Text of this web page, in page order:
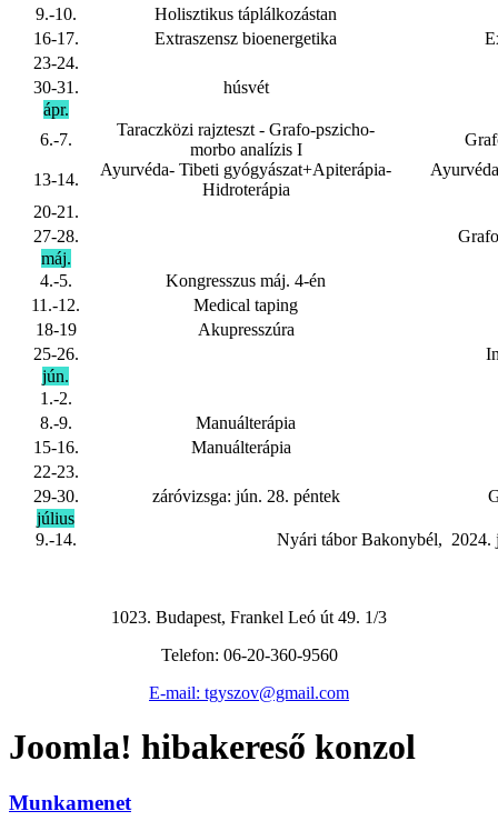
9.-10.
Holisztikus táplálkozástan
16-17.
Extraszensz bioenergetika
23-24.
30-31.
húsvét
ápr.
6.-7.
Taraczközi rajzteszt - Grafo-pszicho-
morbo analízis I
13-14.
Ayurvéda- Tibeti gyógyászat+Apiterápia-
Hidroterápia
20-21.
27-28.
máj.
4.-5.
Kongresszus máj. 4-én
11.-12.
Medical taping
18-19
Akupresszúra
25-26.
jún.
1.-2.
8.-9.
Manuálterápia
15-16.
Manuálterápia
22-23.
29-30.
záróvizsga: jún. 28. péntek
július
9.-14.
Nyári tábor Bakonybél,
1023. Budapest, Frankel Leó út 49. 1/3
Telefon: 06-20-360-9560
E-mail: tgyszov@gmail.com
Joomla! hibakereső konzol
Munkamenet